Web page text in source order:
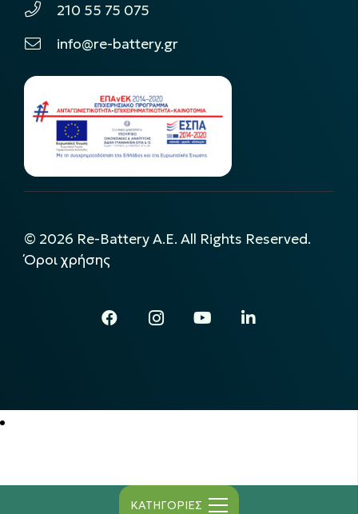
ΚΑΤΗΓΟΡΙΕΣ
210 55 75 075
info@re-battery.gr
© 2026 Re-Battery A.E. All Rights Reserved.
Όροι χρήσης